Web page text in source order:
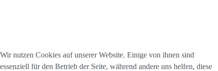
Wir nutzen Cookies auf unserer Website. Einige von ihnen sind
essenziell für den Betrieb der Seite, während andere uns helfen, diese